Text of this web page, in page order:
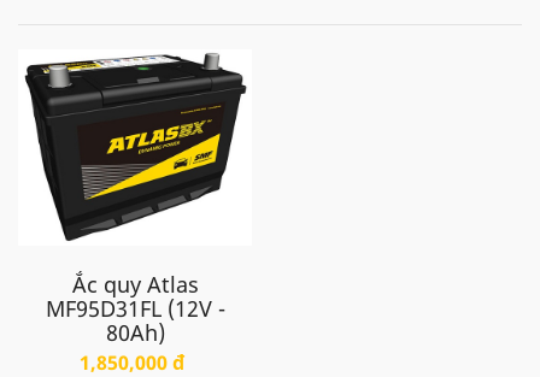
Ắc quy Atlas
MF95D31FL (12V -
80Ah)
1,850,000 đ